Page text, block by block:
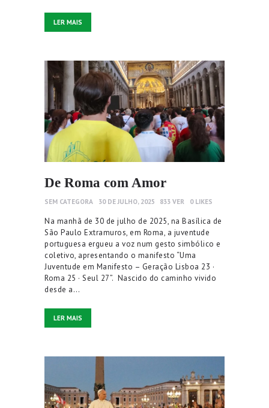
LER MAIS
De Roma com Amor
SEM CATEGORA 30 DE JULHO, 2025 833 VER 0 LIKES
Na manhã de 30 de julho de 2025, na Basílica de
São Paulo Extramuros, em Roma, a juventude
portuguesa ergueu a voz num gesto simbólico e
coletivo, apresentando o manifesto “Uma
Juventude em Manifesto – Geração Lisboa 23 ·
Roma 25 · Seul 27”. Nascido do caminho vivido
desde a…
LER MAIS